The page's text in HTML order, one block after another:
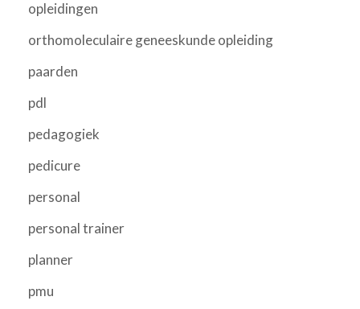
opleidingen
orthomoleculaire geneeskunde opleiding
paarden
pdl
pedagogiek
pedicure
personal
personal trainer
planner
pmu